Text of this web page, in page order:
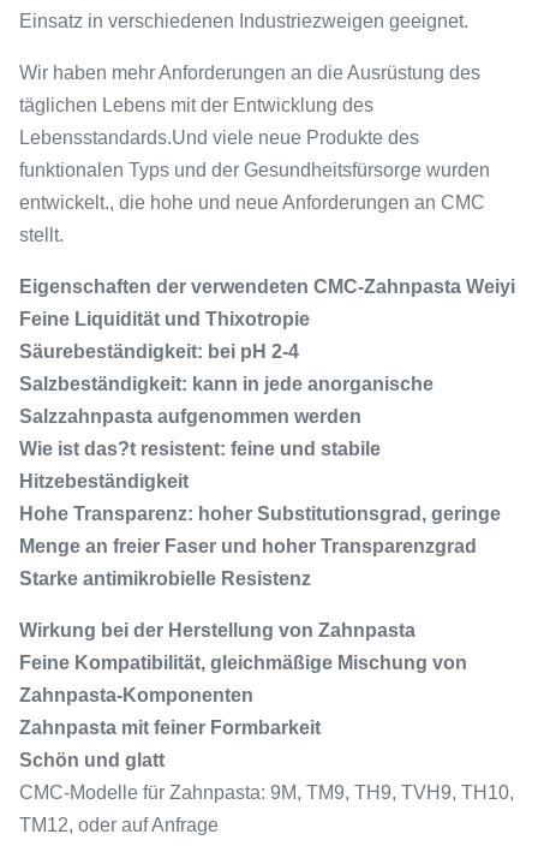
Einsatz in verschiedenen Industriezweigen geeignet.
Wir haben mehr Anforderungen an die Ausrüstung des
täglichen Lebens mit der Entwicklung des
Lebensstandards.Und viele neue Produkte des
funktionalen Typs und der Gesundheitsfürsorge wurden
entwickelt., die hohe und neue Anforderungen an CMC
stellt.
Eigenschaften der verwendeten CMC-Zahnpasta Weiyi
Feine Liquidität und Thixotropie
Säurebeständigkeit: bei pH 2-4
Salzbeständigkeit: kann in jede anorganische
Salzzahnpasta aufgenommen werden
Wie ist das?t resistent: feine und stabile
Hitzebeständigkeit
Hohe Transparenz: hoher Substitutionsgrad, geringe
Menge an freier Faser und hoher Transparenzgrad
Starke antimikrobielle Resistenz
Wirkung bei der Herstellung von Zahnpasta
Feine Kompatibilität, gleichmäßige Mischung von
Zahnpasta-Komponenten
Zahnpasta mit feiner Formbarkeit
Schön und glatt
CMC-Modelle für Zahnpasta: 9M, TM9, TH9, TVH9, TH10,
TM12, oder auf Anfrage